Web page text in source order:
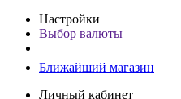
Настройки
Выбор валюты
Ближайший магазин
Личный кабинет